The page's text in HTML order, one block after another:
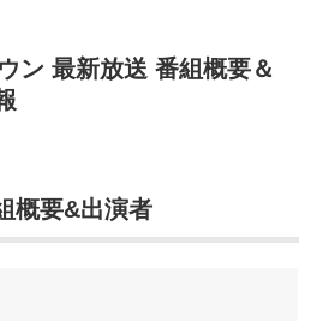
ン 最新放送 番組概要＆
概要&出演者